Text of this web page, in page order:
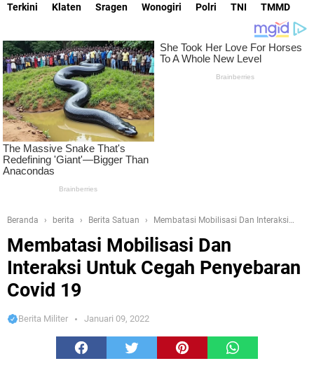
Terkini Klaten Sragen Wonogiri Polri TNI TMMD
Beranda berita Berita Satuan
Membatasi Mobilisasi Dan Interaksi
Membatasi Mobilisasi Dan
Interaksi Untuk Cegah Penyebaran
Covid 19
Berita Militer Januari 09, 2022